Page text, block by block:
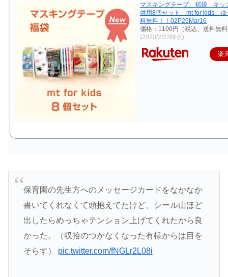
マスキングテープ 福袋 キ
供用8個セット mt for kids ゆ
料無料！！02P26Mar16
価格：1100円（税込、送料無
(2020/2/22時点)
楽
保育園の先生方へのメッセージカードをなかなか
書いてくれなくて頭抱えてたけど、シール山ほど
出したらめっちゃテンション上げてくれたから良
かった。（収拾のつかなくなった有様からは目を
そらす） pic.twitter.com/fNGLr2L08i